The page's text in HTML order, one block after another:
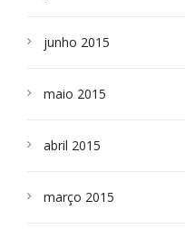
junho 2015
maio 2015
abril 2015
março 2015